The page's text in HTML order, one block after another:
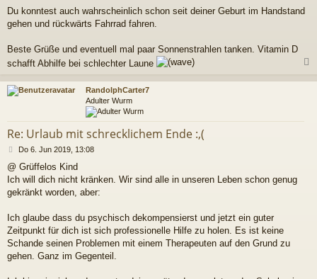
Du konntest auch wahrscheinlich schon seit deiner Geburt im Handstand
gehen und rückwärts Fahrrad fahren.
Beste Grüße und eventuell mal paar Sonnenstrahlen tanken. Vitamin D
schafft Abhilfe bei schlechter Laune
c
RandolphCarter7
Adulter Wurm
Re: Urlaub mit schrecklichem Ende :,(
B
i
t
r
g
Do 6. Jun 2019, 13:08
@ Grüffelos Kind
Ich will dich nicht kränken. Wir sind alle in unseren Leben schon genug
gekränkt worden, aber:
Ich glaube dass du psychisch dekompensierst und jetzt ein guter
Zeitpunkt für dich ist sich professionelle Hilfe zu holen. Es ist keine
Schande seinen Problemen mit einem Therapeuten auf den Grund zu
gehen. Ganz im Gegenteil.